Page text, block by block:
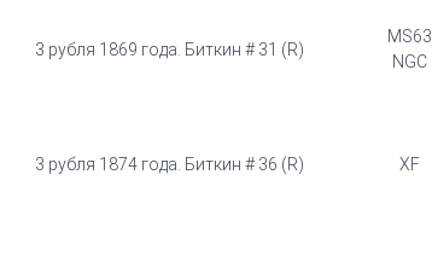
3 рубля 1869 года. Биткин # 31 (R)
MS63
NGC
3 рубля 1874 года. Биткин # 36 (R) XF